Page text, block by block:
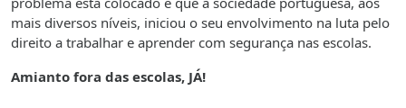
mais diversos níveis, iniciou o seu envolvimento na luta pelo
direito a trabalhar e aprender com segurança nas escolas.
Amianto fora das escolas, JÁ!